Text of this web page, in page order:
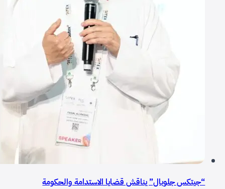
“جيتكس جلوبال” يناقش قضايا الاستدامة والحكومة